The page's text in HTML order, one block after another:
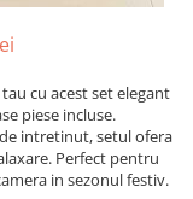
cu acest set elegant
piese incluse.
intretinut, setul ofera
Perfect pentru
in sezonul festiv.